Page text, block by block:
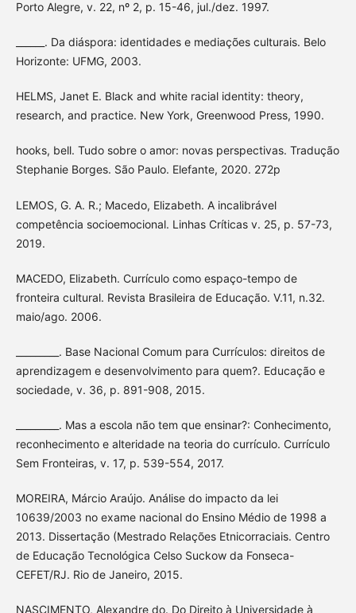
Porto Alegre, v. 22, nº 2, p. 15-46, jul./dez. 1997.
______. Da diáspora: identidades e mediações culturais. Belo
Horizonte: UFMG, 2003.
HELMS, Janet E. Black and white racial identity: theory,
research, and practice. New York, Greenwood Press, 1990.
hooks, bell. Tudo sobre o amor: novas perspectivas. Tradução
Stephanie Borges. São Paulo. Elefante, 2020. 272p
LEMOS, G. A. R.; Macedo, Elizabeth. A incalibrável
competência socioemocional. Linhas Críticas v. 25, p. 57-73,
2019.
MACEDO, Elizabeth. Currículo como espaço-tempo de
fronteira cultural. Revista Brasileira de Educação. V.11, n.32.
maio/ago. 2006.
_________. Base Nacional Comum para Currículos: direitos de
aprendizagem e desenvolvimento para quem?. Educação e
sociedade, v. 36, p. 891-908, 2015.
_________. Mas a escola não tem que ensinar?: Conhecimento,
reconhecimento e alteridade na teoria do currículo. Currículo
Sem Fronteiras, v. 17, p. 539-554, 2017.
MOREIRA, Márcio Araújo. Análise do impacto da lei
10639/2003 no exame nacional do Ensino Médio de 1998 a
2013. Dissertação (Mestrado Relações Etnicorraciais. Centro
de Educação Tecnológica Celso Suckow da Fonseca-
CEFET/RJ. Rio de Janeiro, 2015.
NASCIMENTO, Alexandre do. Do Direito à Universidade à